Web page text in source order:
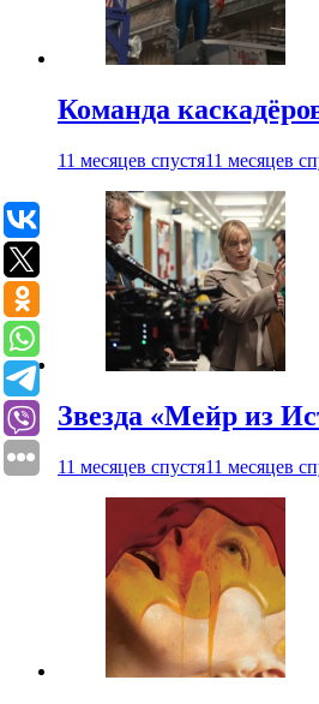
Команда
11 месяцев спустя11 месяцев
Звезда «Мейр из
11 месяцев спустя11 месяцев